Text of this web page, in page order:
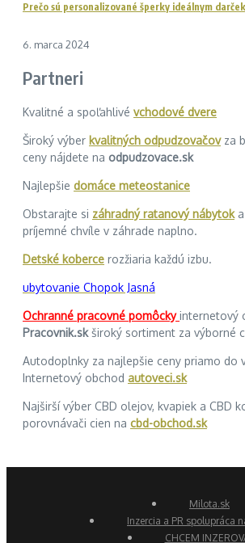
Prečo sú personalizované šperky ideálnym
6. marca 2024
Partneri
Kvalitné a spoľahlivé vchodové dvere
Široký výber kvalitných odpudzovačovza
ceny nájdete na odpudzovace.sk
Najlepšie domáce meteostanice
Obstarajte si záhradný ratanový nábytoka
príjemné chvíle v záhrade naplno.
Detské koberce rozžiaria každú izbu.
ubytovanie Chopok Jasná
Ochranné pracovné pomôckyinternetový
Pracovnik.skširoký sortiment za výborné
Autodoplnky za najlepšie ceny priamo do
Internetový obchod autoveci.sk
Najširší výber CBD olejov, kvapiek a CBD
porovnávači cien na cbd-obchod.sk
Milota.sk
Inzercia a PR spolupráca
CHCEM